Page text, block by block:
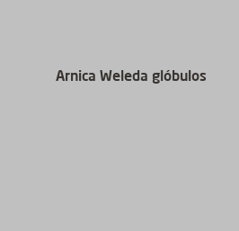
Arnica Weleda glóbulos